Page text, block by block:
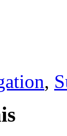
,